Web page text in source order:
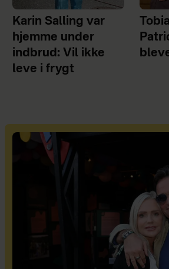
Karin Salling var
hjemme under
indbrud: Vil ikke
leve i frygt